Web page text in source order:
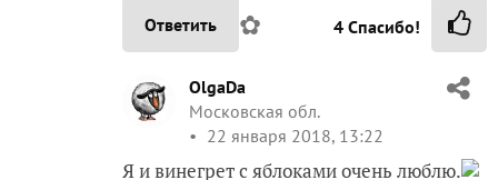
Ответить ✿ 4 Спасибо!
OlgaDa
Московская обл.
22 января 2018, 13:22
Я и винегрет с яблоками очень люблю.